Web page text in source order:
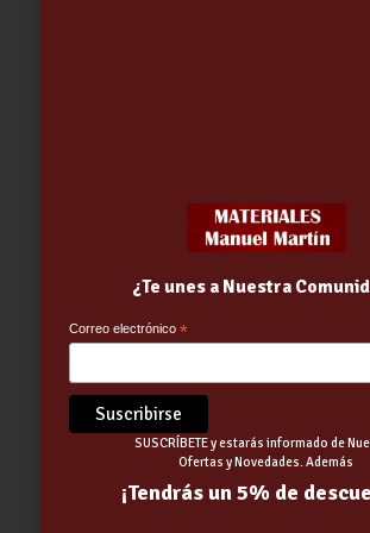
MUEBLE HONE 2C 50
280.00€ - 295.40€
¿Te unes a Nuestra
Correo electrónico*
SUSCRÍBETE y estarás informado de
Ofertas y Novedades. Además
¡Tendrás un 5% de